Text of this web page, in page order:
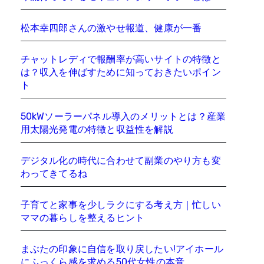
松本幸四郎さんの激やせ報道、健康が一番
チャットレディで報酬率が高いサイトの特徴と
は？収入を伸ばすために知っておきたいポイン
ト
50kWソーラーパネル導入のメリットとは？産業
用太陽光発電の特徴と収益性を解説
デジタル化の時代に合わせて副業のやり方も変
わってきてるね
子育てと家事を少しラクにする考え方｜忙しい
ママの暮らしを整えるヒント
まぶたの印象に自信を取り戻したい!アイホール